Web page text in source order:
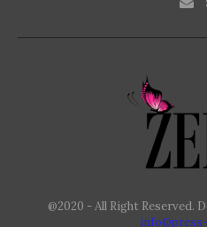
@2020 - All Right Reserved.